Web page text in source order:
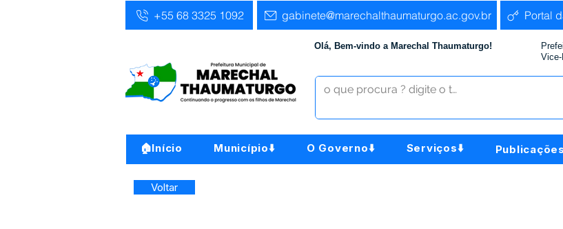
+55 68 3325 1092 gabinete@marechalthaumaturgo.ac.gov.br Portal
Olá, Bem-vindo a Marechal Thaumaturgo!
🏠Início Município⬇️ O Governo⬇️ Serviços⬇️
Voltar